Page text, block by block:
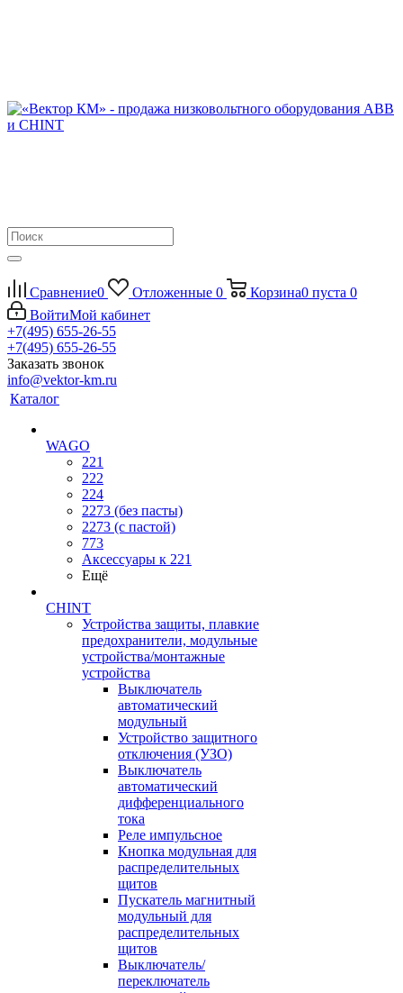
Сравнение0 Отложенные 0 Корзина0 пуста 0
ВойтиМой кабинет
+7(495) 655-26-55
+7(495) 655-26-55
Заказать звонок
info@vektor-km.ru
Каталог
WAGO
221
222
224
2273 (без пасты)
2273 (с пастой)
773
Аксессуары к 221
Ещё
CHINT
Устройства защиты, плавкие
предохранители, модульные
устройства/монтажные
устройства
Выключатель
автоматический
модульный
Устройство защитного
отключения (УЗО)
Выключатель
автоматический
дифференциального
тока
Реле импульсное
Кнопка модульная для
распределительных
щитов
Пускатель магнитный
модульный для
распределительных
щитов
Выключатель/
переключатель